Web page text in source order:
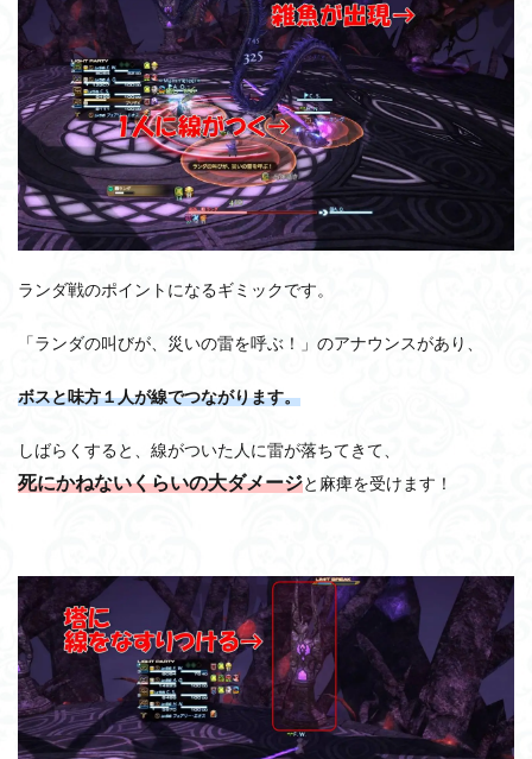
ランダ戦のポイントになるギミックです。
「ランダの叫びが、災いの雷を呼ぶ！」のアナウンスがあり、
ボスと味方１人が線でつながります。
しばらくすると、線がついた人に雷が落ちてきて、
死にかねないくらいの大ダメージと麻痺を受けます！